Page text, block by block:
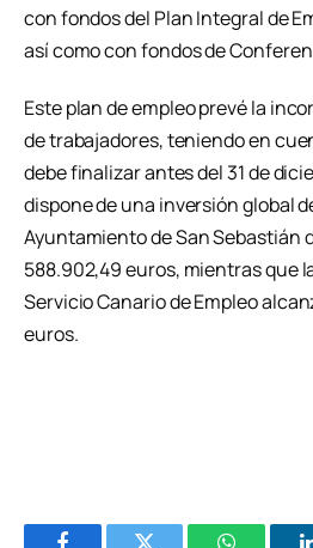
con fondos del Plan Integral de
así como con fondos de
Este plan de empleo prevé la
de trabajadores, teniendo en
debe finalizar antes del 31 de
dispone de una inversión global
Ayuntamiento de San Sebastián
588.902,49 euros, mientras que
Servicio Canario de Empleo
euros.